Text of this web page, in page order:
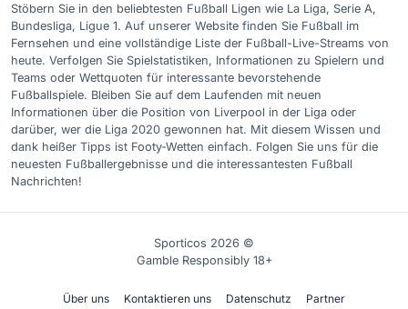
Stöbern Sie in den beliebtesten Fußball Ligen wie La Liga, Serie A,
Bundesliga, Ligue 1. Auf unserer Website finden Sie Fußball im
Fernsehen und eine vollständige Liste der Fußball-Live-Streams von
heute. Verfolgen Sie Spielstatistiken, Informationen zu Spielern und
Teams oder Wettquoten für interessante bevorstehende
Fußballspiele. Bleiben Sie auf dem Laufenden mit neuen
Informationen über die Position von Liverpool in der Liga oder
darüber, wer die Liga 2020 gewonnen hat. Mit diesem Wissen und
dank heißer Tipps ist Footy-Wetten einfach. Folgen Sie uns für die
neuesten Fußballergebnisse und die interessantesten Fußball
Nachrichten!
Sporticos 2026 ©
Gamble Responsibly 18+
Über uns Kontaktieren uns Datenschutz Partner